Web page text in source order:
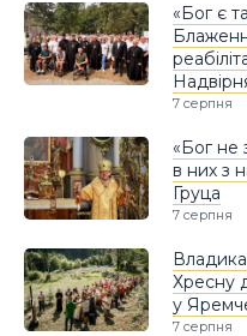
«Бог є
7 серпня
«Бог не
в них з
Груца
7 серпня
Хресну
у
7 серпня